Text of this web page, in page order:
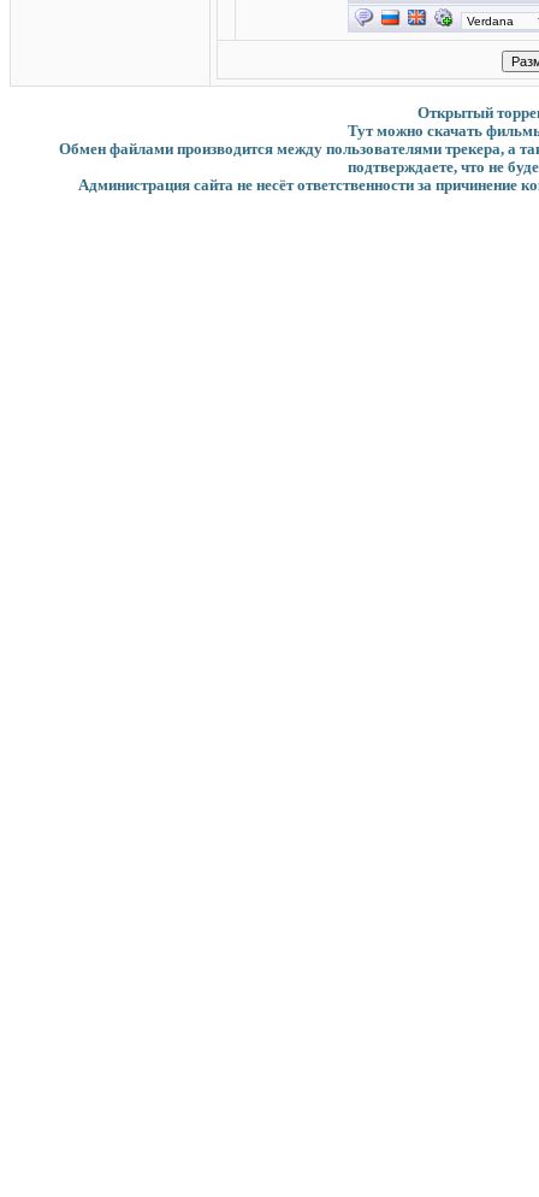
Открытый
Тут можно скачать
Обмен файлами производится между пользователями трекера, а
подтверждаете, что не
Администрация сайта не несёт ответственности за причинение